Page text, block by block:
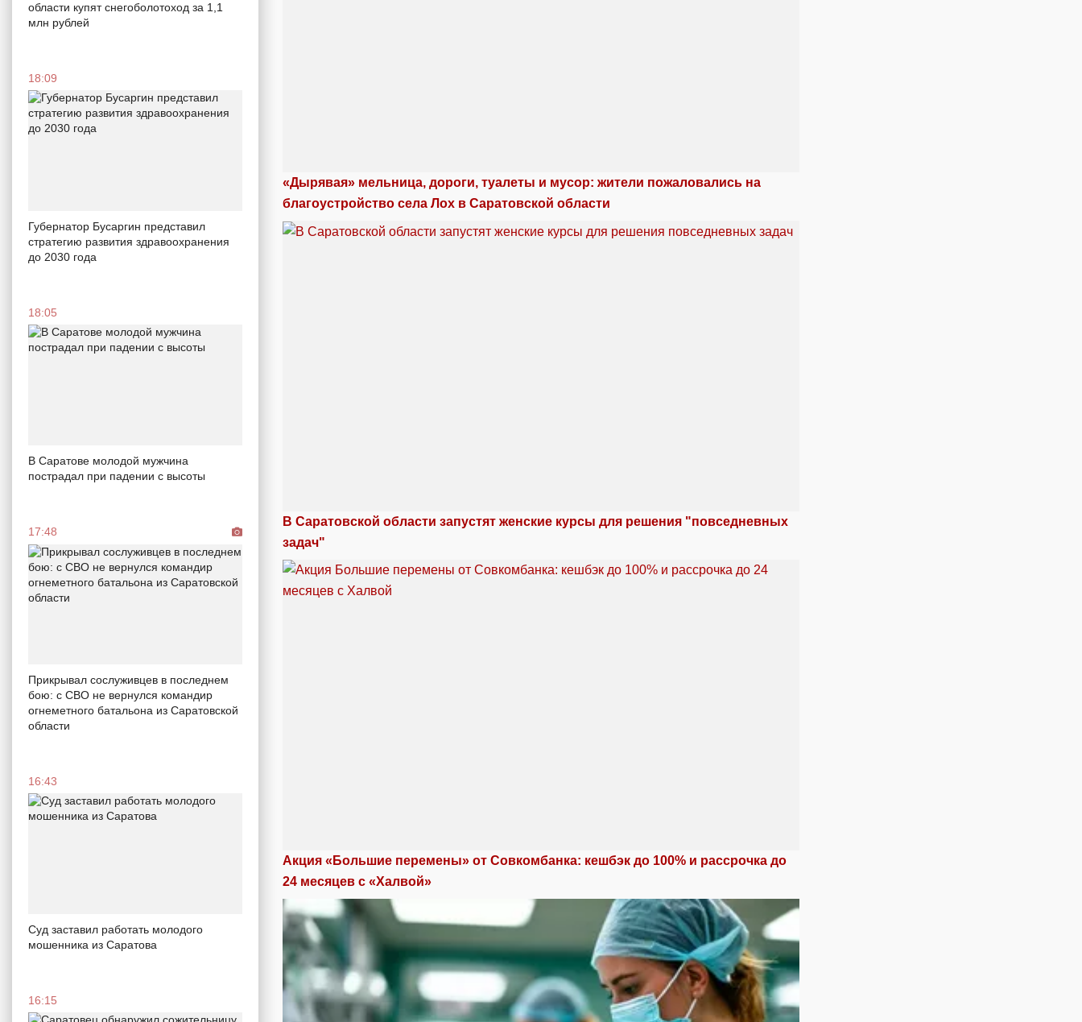
области купят снегоболотоход за 1,1
млн рублей
18:09
Губернатор Бусаргин представил
стратегию развития здравоохранения
до 2030 года
18:05
В Саратове молодой мужчина
пострадал при падении с высоты
17:48
Прикрывал сослуживцев в последнем
бою: с СВО не вернулся командир
огнеметного батальона из Саратовской
области
16:43
Суд заставил работать молодого
мошенника из Саратова
16:15
«Дырявая» мельница, дороги, туалеты и мусор: жители пожаловались на
благоустройство села Лох в Саратовской области
В Саратовской области запустят женские курсы для решения "повседневных
задач"
Акция «Большие перемены» от Совкомбанка: кешбэк до 100% и рассрочка до
24 месяцев с «Халвой»